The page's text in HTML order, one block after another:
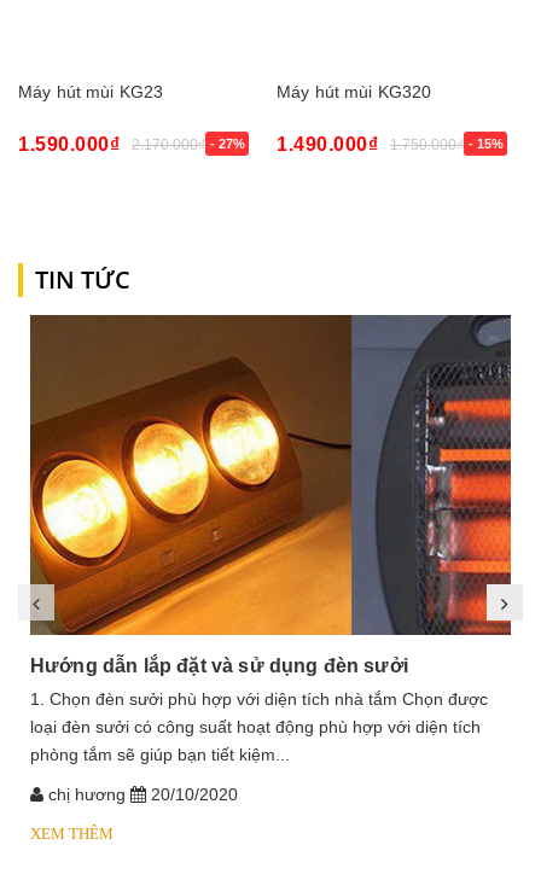
Máy hút mùi KG23
1.590.000₫ 2.170.000₫ - 27%
Máy hút mùi KG320
1.490.000₫ 1.750.000₫ - 15%
TIN TỨC
Hướng dẫn lắp đặt và sử dụng đèn sưởi
1. Chọn đèn sưởi phù hợp với diện tích nhà tắm Chọn được
loại đèn sưởi có công suất hoạt động phù hợp với diện tích
phòng tắm sẽ giúp bạn tiết kiệm...
chị hương 20/10/2020
XEM THÊM